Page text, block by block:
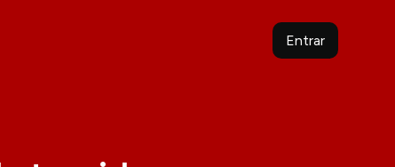
Entrar